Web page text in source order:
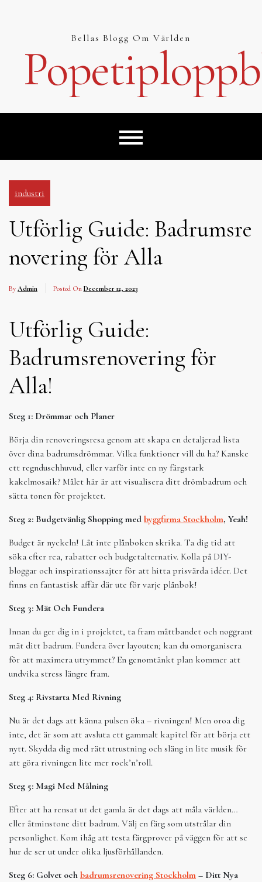
Bellas Blogg Om Världen
industri
Utförlig Guide: Badrumsre
novering för Alla
By Admin Posted On December 12, 2023
Utförlig Guide:
Badrumsrenovering för
Alla!
Steg 1: Drömmar och Planer
Börja din renoveringsresa genom att skapa en detaljerad lista
över dina badrumsdrömmar. Vilka funktioner vill du ha? Kanske
ett regnduschhuvud, eller varför inte en ny färgstark
kakelmosaik? Målet här är att visualisera ditt drömbadrum och
sätta tonen för projektet.
Steg 2: Budgetvänlig Shopping med byggfirma Stockholm, Yeah!
Budget är nyckeln! Låt inte plånboken skrika. Ta dig tid att
söka efter rea, rabatter och budgetalternativ. Kolla på DIY-
bloggar och inspirationssajter för att hitta prisvärda idéer. Det
finns en fantastisk affär där ute för varje plånbok!
Steg 3: Mät Och Fundera
Innan du ger dig in i projektet, ta fram måttbandet och noggrant
mät ditt badrum. Fundera över layouten; kan du omorganisera
för att maximera utrymmet? En genomtänkt plan kommer att
undvika stress längre fram.
Steg 4: Rivstarta Med Rivning
Nu är det dags att känna pulsen öka – rivningen! Men oroa dig
inte, det är som att avsluta ett gammalt kapitel för att börja ett
nytt. Skydda dig med rätt utrustning och släng in lite musik för
att göra rivningen lite mer rock’n’roll.
Steg 5: Magi Med Målning
Efter att ha rensat ut det gamla är det dags att måla världen…
eller åtminstone ditt badrum. Välj en färg som utstrålar din
personlighet. Kom ihåg att testa färgprover på väggen för att se
hur de ser ut under olika ljusförhållanden.
Steg 6: Golvet och badrumsrenovering Stockholm – Ditt Nya